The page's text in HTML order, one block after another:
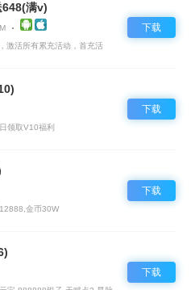
648(满v)
激活所有累充活动，首充活
下载
领取V10福利
下载
金币30W
下载
下载